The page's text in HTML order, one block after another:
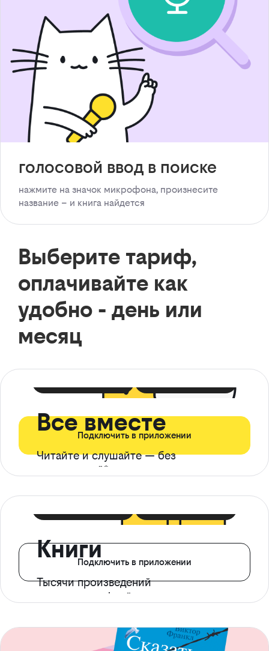
голосовой ввод в поиске
нажмите на значок микрофона, произнесите
название – и книга найдется
Выберите тариф,
оплачивайте как
удобно - день или
месяц
Все вместе
Читайте и слушайте — без
ограничений*
Подключить в приложении
Книги
Тысячи произведений
с доступом офлайн
Подключить в приложении